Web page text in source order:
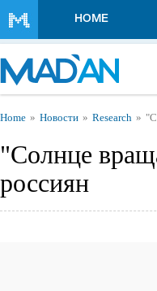
HOME
You are here
Home Новости Research
"Солнце
россиян